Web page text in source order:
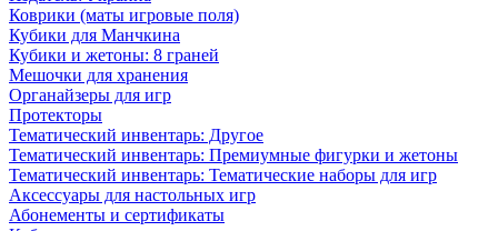
Коврики (маты игровые поля)
Кубики для Манчкина
Кубики и жетоны: 8 граней
Мешочки для хранения
Органайзеры для игр
Протекторы
Тематический инвентарь: Другое
Тематический инвентарь: Премиумные фигурки и жетоны
Тематический инвентарь: Тематические наборы для игр
Аксессуары для настольных игр
Абонементы и сертификаты